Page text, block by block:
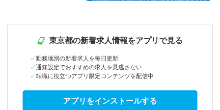
東京都の新着求人情報をアプリで見る
勤務地別の新着求人を毎日更新
通知設定でおすすめの求人を見逃さない
転職に役立つアプリ限定コンテンツを配信中
アプリをインストールする